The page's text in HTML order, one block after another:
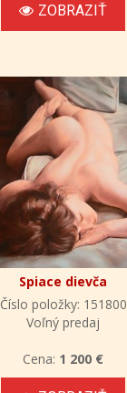
ZOBRAZIŤ
Spiace dievča
Číslo položky: 151800
Voľný predaj
Cena: 1 200 €